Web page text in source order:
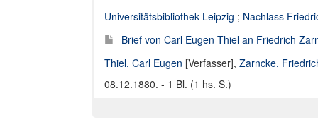
Universitätsbibliothek Leipzig ; Nachlass
Brief von Carl Eugen Thiel an Friedrich
Thiel, Carl Eugen [Verfasser], Zarncke,
08.12.1880. - 1 Bl. (1 hs. S.)